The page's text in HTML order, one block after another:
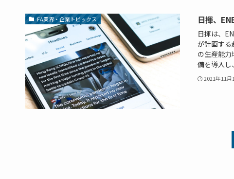
FA業界・企業トピックス 日揮、
日揮は、
が計画する
の生産能力
備を導入し
2021年11月